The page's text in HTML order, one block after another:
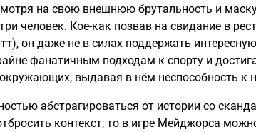
на свою внешнюю брутальность и
человек. Кое-как позвав на свидание в
), он даже не в силах поддержать
фанатичным подходам к спорту и
выдавая в нём неспособность к
абстрагироваться от истории со
контекст, то в игре Мейджорса